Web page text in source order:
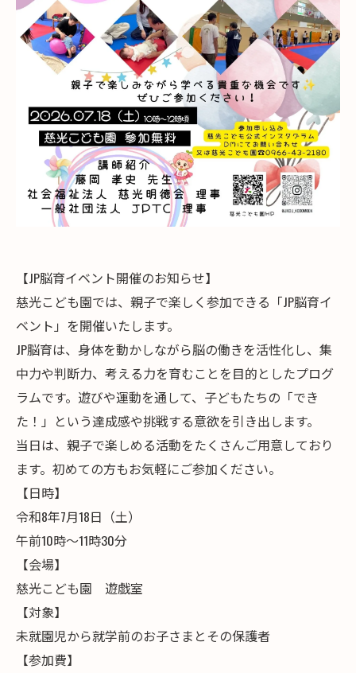
【JP脳育イベント開催のお知らせ】
慈光こども園では、親子で楽しく参加できる「JP脳育イ
ベント」を開催いたします。
JP脳育は、身体を動かしながら脳の働きを活性化し、集
中力や判断力、考える力を育むことを目的としたプログ
ラムです。遊びや運動を通して、子どもたちの「でき
た！」という達成感や挑戦する意欲を引き出します。
当日は、親子で楽しめる活動をたくさんご用意しており
ます。初めての方もお気軽にご参加ください。
【日時】
令和8年7月18日（土）
午前10時～11時30分
【会場】
慈光こども園 遊戯室
【対象】
未就園児から就学前のお子さまとその保護者
【参加費】